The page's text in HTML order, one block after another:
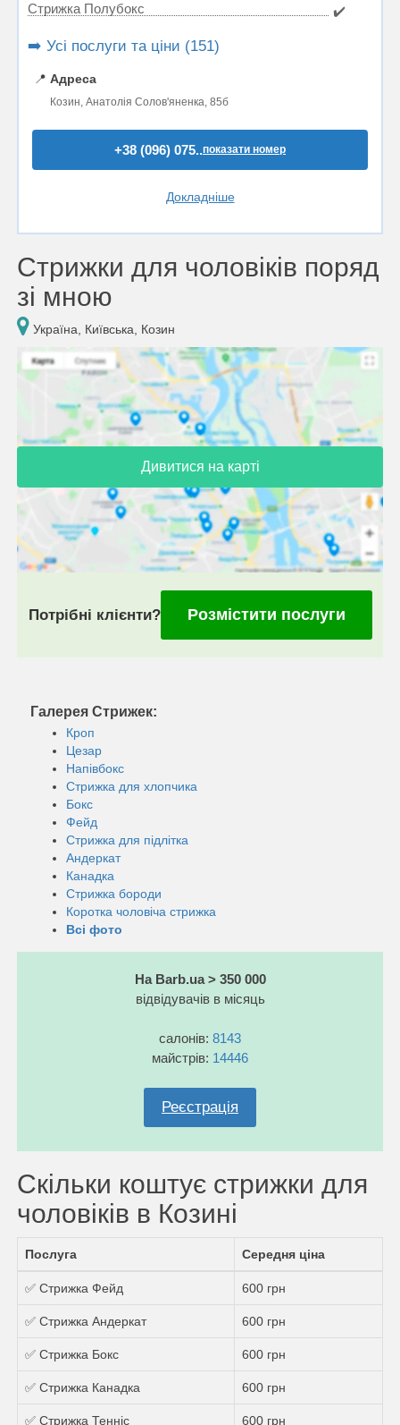
Стрижка Полубокс
✔️
➡️ Усі послуги та ціни (151)
📍 Адреса
Козин, Анатолія Солов'яненка, 85б
+38 (096) 075..показати номер
Докладніше
Стрижки для чоловіків поряд
зі мною
Україна, Київська, Козин
Дивитися на карті
Потрібні клієнти? Розмістити послуги
Галерея Стрижек:
Кроп
Цезар
Напівбокс
Стрижка для хлопчика
Бокс
Фейд
Стрижка для підлітка
Андеркат
Канадка
Стрижка бороди
Коротка чоловіча стрижка
Всі фото
На Barb.ua > 350 000
відвідувачів в місяць
салонів: 8143
майстрів: 14446
Реєстрація
Скільки коштує стрижки для
чоловіків в Козині
Послуга Середня ціна
✅ Стрижка Фейд 600 грн
✅ Стрижка Андеркат 600 грн
✅ Стрижка Бокс 600 грн
✅ Стрижка Канадка 600 грн
✅ Стрижка Теннiс 600 грн